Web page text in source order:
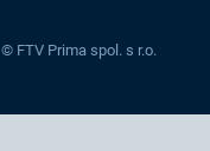
© FTV Prima spol. s r.o.